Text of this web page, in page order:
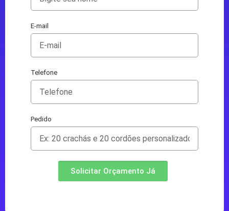
E-mail
Telefone
Pedido
Solicitar Orçamento Já